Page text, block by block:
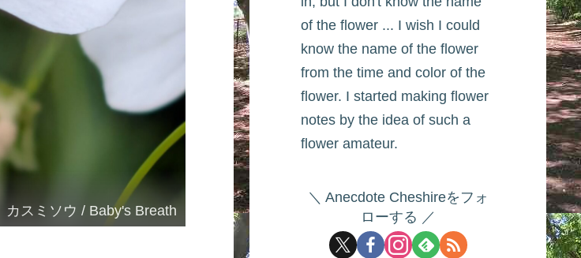
カスミソウ / Baby's Breath
of the flower ... I wish I could
know the name of the flower
from the time and color of the
flower. I started making flower
notes by the idea of such a
flower amateur.
Anecdote Cheshireをフォ
ローする